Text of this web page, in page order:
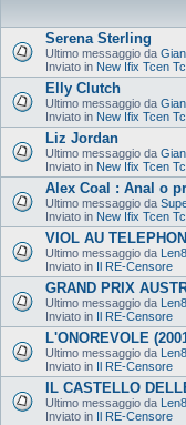
Serena Sterling
Ultimo messaggio da
Inviato in New Ifix Tcen
Elly Clutch
Ultimo messaggio da
Inviato in New Ifix Tcen
Liz Jordan
Ultimo messaggio da
Inviato in New Ifix Tcen
Alex Coal : Anal o
Ultimo messaggio da
Inviato in New Ifix Tcen
VIOL AU
Ultimo messaggio da
Inviato in Il RE-Censore
GRAND PRIX
Ultimo messaggio da
Inviato in Il RE-Censore
L'ONOREVOLE
Ultimo messaggio da
Inviato in Il RE-Censore
IL CASTELLO
Ultimo messaggio da
Inviato in Il RE-Censore